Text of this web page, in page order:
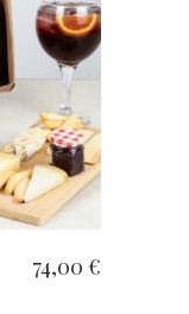
74,00 €